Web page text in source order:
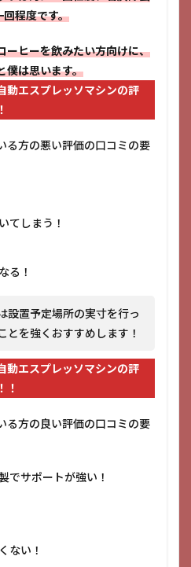
程度です。
ーヒーを飲みたい方向けに、
僕は思います。
動エスプレッソマシンの評
る方の悪い評価の口コミの要
てしまう！
る！
設置予定場所の実寸を行っ
とを強くおすすめします！
動エスプレッソマシンの評
！
る方の良い評価の口コミの要
でサポートが強い！
ない！